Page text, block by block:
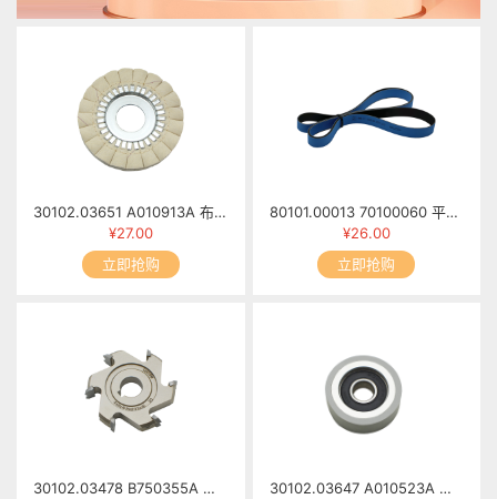
30102.03651 A010913A 布抛光轮 MFB60-0913/00
¥27.00
立即抢购
80101.00013 70100060 平面皮带1655mm×20mm×1.7mm
¥26.00
立即抢购
30102.03478 B750355A 修边小刀(2) 6T×φ69×13×φ16 R2
30102.03647 A010523A 胶轮 MFB60-0523